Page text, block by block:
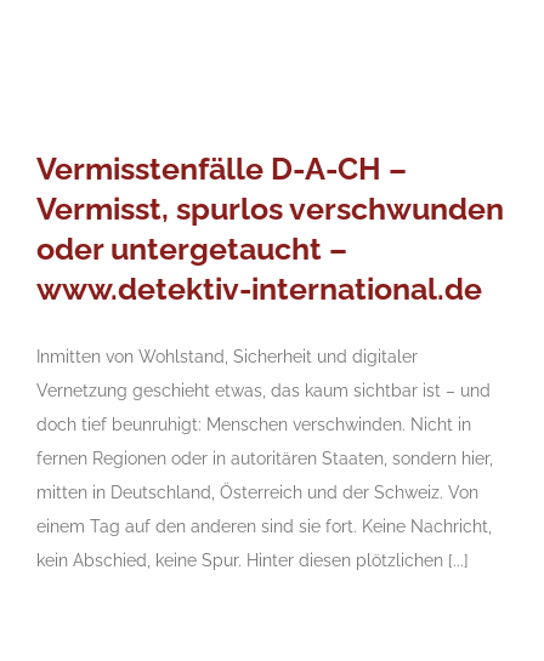
Vermisstenfälle D-A-CH –
Vermisst, spurlos verschwunden
oder untergetaucht –
www.detektiv-international.de
Inmitten von Wohlstand, Sicherheit und digitaler
Vernetzung geschieht etwas, das kaum sichtbar ist – und
doch tief beunruhigt: Menschen verschwinden. Nicht in
fernen Regionen oder in autoritären Staaten, sondern hier,
mitten in Deutschland, Österreich und der Schweiz. Von
einem Tag auf den anderen sind sie fort. Keine Nachricht,
kein Abschied, keine Spur. Hinter diesen plötzlichen [...]